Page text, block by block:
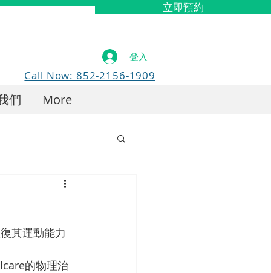
立即預約
Call Now: 852-2156-1909
們 More
登入
其運動能力
的物理治